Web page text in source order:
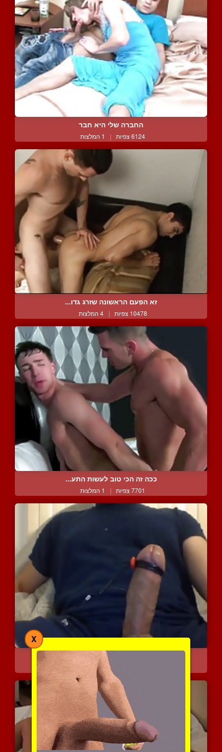
החברה שלי היא חבר
6124 צפיות | 1 המלצות
זא הפעם הראשונה שזרג גדו...
10478 צפיות | 4 המלצות
ככה זה הכי טוב לעשות התע...
7701 צפיות | 1 המלצות
זין גדול מגורה עם זרם חש...
| 5 המלצות
X